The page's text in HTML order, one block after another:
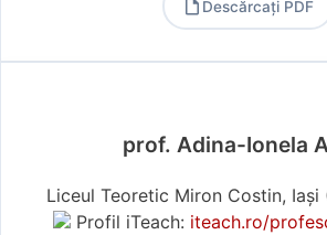
Descărcați PDF
prof. Adina-Ionela
Liceul Teoretic Miron Costin, Iași
Profil iTeach: iteach.ro/